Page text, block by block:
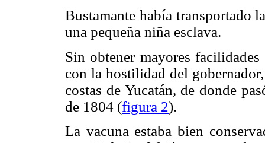
Bustamante había transportado
una pequeña niña esclava.
Sin obtener mayores
con la hostilidad del
costas de Yucatán, de donde
de 1804 (figura 2).
La vacuna estaba bien